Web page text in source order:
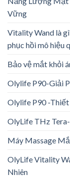
Vững
Vitality Wand là
phục hồi mô hiệu
Bảo vệ mắt khỏi
Olylife P90-Giải
Olylife P90 -Thiết
OlyLife THz
Máy Massage
OlyLife Vitality
Nhiên